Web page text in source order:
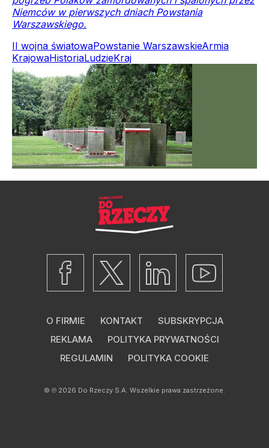
Niemców w pierwszych dniach Powstania
Warszawskiego.
II wojna światowaPowstanie WarszawskieArmia
KrajowaHistoriaLudzieKraj
O FIRMIE KONTAKT
SUBSKRYPCJA
REKLAMA
POLITYKA PRYWATNOŚCI
REGULAMIN
POLITYKA COOKIE
© ℗ 2026 Do Rzeczy S.A. Wszelkie prawa zastrzeżone.